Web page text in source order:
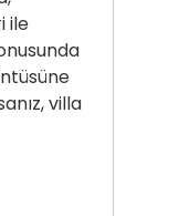
ile
villa